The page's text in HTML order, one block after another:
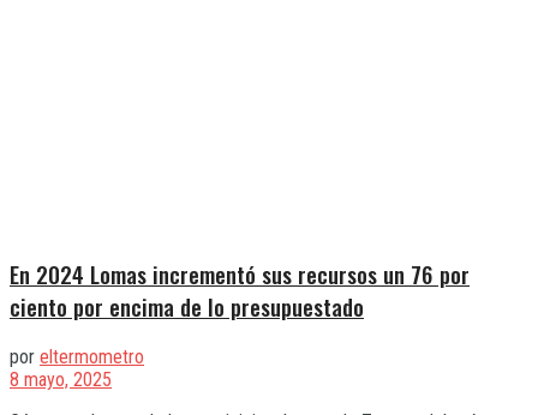
En 2024 Lomas incrementó sus recursos un 76 por
ciento por encima de lo presupuestado
por eltermometro
8 mayo, 2025